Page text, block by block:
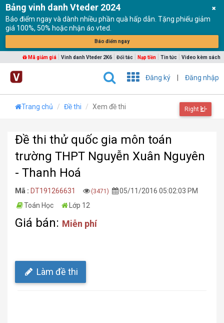
Bảng vinh danh Vteder 2024
Báo điểm ngay và dành nhiều phần quà hấp dẫn. Tặng phiếu giảm
giá 100%, 50% hoặc nhận áo vted.
Báo điểm ngay
Mã giảm giá Vinh danh Vteder 2K6 Đối tác Nạp tiền Tin tức Video kèm sách
Đăng ký Đăng nhập
Trang chủ Đề thi Xem đề thi Right
Đề thi thử quốc gia môn toán
trường THPT Nguyễn Xuân Nguyên
- Thanh Hoá
Mã : DT191266631 (3471)
05/11/2016 05:02:03 PM
Toán Học
Lớp 12
Giá bán: Miễn phí
Làm đề thi